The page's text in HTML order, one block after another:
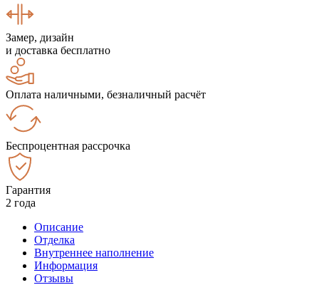
Замер, дизайн
и доставка бесплатно
Оплата наличными, безналичный расчёт
Беспроцентная рассрочка
Гарантия
2 года
Описание
Отделка
Внутреннее наполнение
Информация
Отзывы